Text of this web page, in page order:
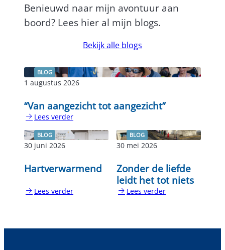
Benieuwd naar mijn avontuur aan
boord? Lees hier al mijn blogs.
Bekijk alle blogs
BLOG
1 augustus 2026
“Van aangezicht tot aangezicht”
Lees verder
“Van
aangezicht
aangezicht”
BLOG
30 juni 2026
Hartverwarmend
Lees verder
BLOG
30 mei 2026
Zonder de liefde
leidt het tot niets
Lees verder
liefde